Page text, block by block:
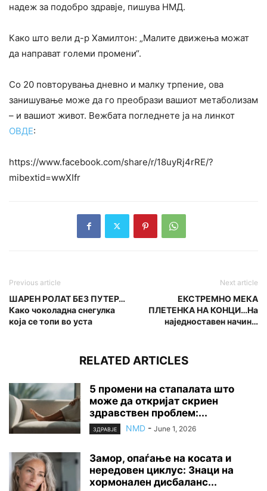
надеж за подобро здравје, пишува НМД.
Како што вели д-р Хамилтон: „Малите движења можат
да направат големи промени“.
Со 20 повторувања дневно и малку трпение, ова
занишување може да го преобрази вашиот метаболизам
– и вашиот живот. Вежбата погледнете ја на линкот
ОВДЕ:
https://www.facebook.com/share/r/18uyRj4rRE/?
mibextid=wwXIfr
Previous article
ШАРЕН РОЛАТ БЕЗ ПУТЕР…
Како чоколадна снегулка
која се топи во уста
Next article
ЕКСТРЕМНО МЕКА
ПЛЕТЕНКА НА КОНЦИ…На
наједноставен начин…
RELATED ARTICLES
5 промени на стапалата што
може да откријат скриен
здравствен проблем:...
ЗДРАВЈЕ NMD - June 1, 2026
Замор, опаѓање на косата и
нередовен циклус: Знаци на
хормонален дисбаланс...